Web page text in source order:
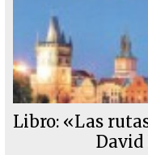
Libro: «Las
David